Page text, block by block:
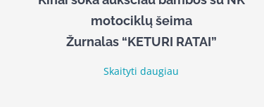
motociklų šeima
Žurnalas “KETURI RATAI”
Skaityti daugiau